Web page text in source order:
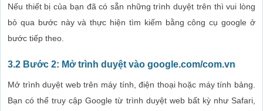
Nếu thiết bị của bạn đã có sẵn những trình duyệt trên thì vui lòng
bỏ qua bước này và thực hiện tìm kiếm bằng công cụ google ở
bước tiếp theo.
3.2 Bước 2: Mở trình duyệt vào google.com/com.vn
Mở trình duyệt web trên máy tính, điện thoại hoặc máy tính bảng.
Bạn có thể truy cập Google từ trình duyệt web bất kỳ như Safari,